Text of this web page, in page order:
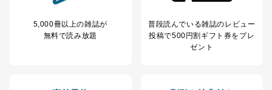
人情報
の確認のため
ｅメール等によるカスタマーQ＆A
サイトのサービス内容のご案内の
5,000冊以上の雑誌が
無料で読み放題
普段読んでいる雑誌のレビュー
投稿で500円割ギフト券をプレ
ゼント